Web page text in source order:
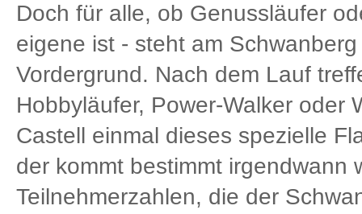
Doch für alle, ob Genussläufer
eigene ist - steht am
Vordergrund. Nach dem Lauf
Hobbyläufer, Power-Walker oder
Castell einmal dieses spezielle
der kommt bestimmt irgendwann
Teilnehmerzahlen, die der